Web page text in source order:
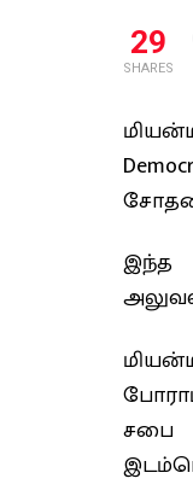
29
SHARES
இந்த
சபை